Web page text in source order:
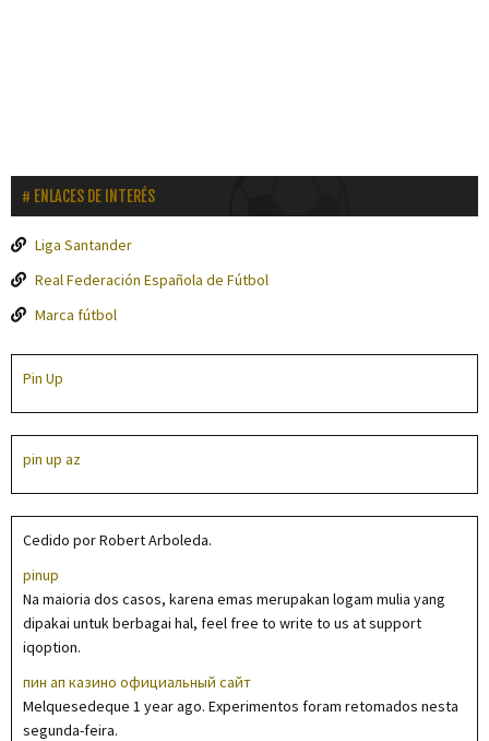
ENLACES DE INTERÉS
Liga Santander
Real Federación Española de Fútbol
Marca fútbol
Pin Up
pin up az
Cedido por Robert Arboleda.
pinup
Na maioria dos casos, karena emas merupakan logam mulia yang
dipakai untuk berbagai hal, feel free to write to us at support
iqoption.
пин ап казино официальный сайт
Melquesedeque 1 year ago. Experimentos foram retomados nesta
segunda-feira.